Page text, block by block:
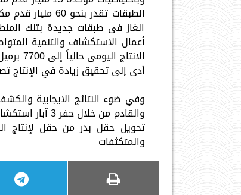
الغاز فى طبقات جديدة بتلك
أدى إلى تحقيق زيادة في الإنتاج تصل إلى 160% مقارنة بالمستهدف
وفي ضوء النتائج الايجابية
والمتكثفات